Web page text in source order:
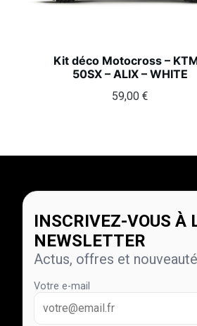
Kit déco Motocross –
50SX – ALIX – WHITE
59,00€
INSCRIVEZ-VOUS À
NEWSLETTER
Actus, offres et
Votre e-mail